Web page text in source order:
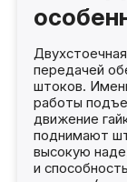
передачей
штоков.
работы
движение
поднимают
высокую
и